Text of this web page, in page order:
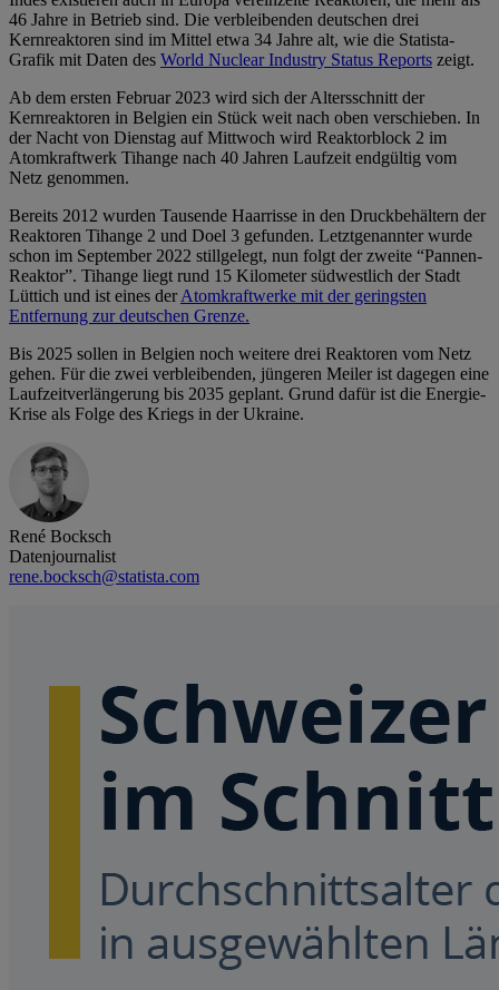
46 Jahre in Betrieb sind. Die verbleibenden deutschen drei
Kernreaktoren sind im Mittel etwa 34 Jahre alt, wie die Statista-
Grafik mit Daten des World Nuclear Industry Status Reports zeigt.
Ab dem ersten Februar 2023 wird sich der Altersschnitt der
Kernreaktoren in Belgien ein Stück weit nach oben verschieben. In
der Nacht von Dienstag auf Mittwoch wird Reaktorblock 2 im
Atomkraftwerk Tihange nach 40 Jahren Laufzeit endgültig vom
Netz genommen.
Bereits 2012 wurden Tausende Haarrisse in den Druckbehältern der
Reaktoren Tihange 2 und Doel 3 gefunden. Letztgenannter wurde
schon im September 2022 stillgelegt, nun folgt der zweite “Pannen-
Reaktor”. Tihange liegt rund 15 Kilometer südwestlich der Stadt
Lüttich und ist eines derAtomkraftwerke mit der geringsten
Entfernung zur deutschen Grenze.
Bis 2025 sollen in Belgien noch weitere drei Reaktoren vom Netz
gehen. Für die zwei verbleibenden, jüngeren Meiler ist dagegen eine
Laufzeitverlängerung bis 2035 geplant. Grund dafür ist die Energie-
Krise als Folge des Kriegs in der Ukraine.
René Bocksch
Datenjournalist
rene.bocksch@statista.com